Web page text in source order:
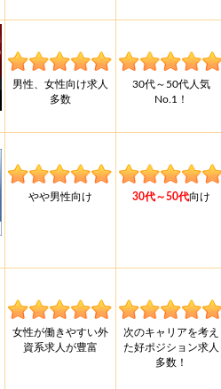
男性、女性向け求人
多数
30代～50代人気
No.1！
やや男性向け 30代～50代向け
女性が働きやすい外
資系求人が豊富
次のキャリアを考え
た好ポジション求人
多数！